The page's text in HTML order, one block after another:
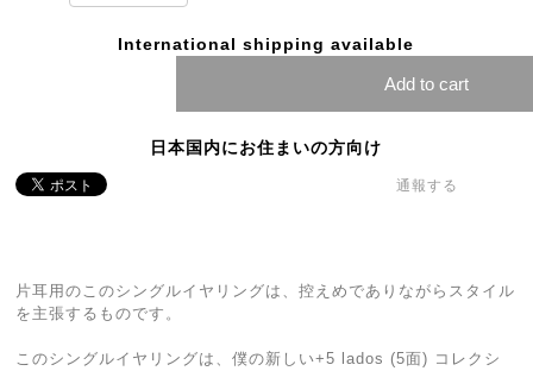
International shipping available
Add to cart
日本国内にお住まいの方向け
通報する
片耳用のこのシングルイヤリングは、控えめでありながらスタイル
を主張するものです。
このシングルイヤリングは、僕の新しい+5 lados (5面) コレクシ